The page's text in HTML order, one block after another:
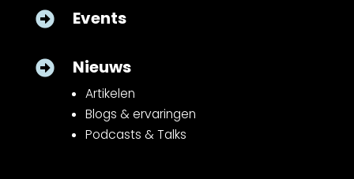
 Events
 Nieuws
Artikelen
Blogs & ervaringen
Podcasts & Talks